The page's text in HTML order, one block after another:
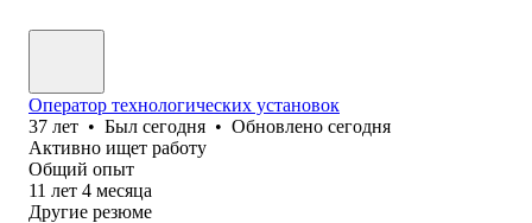
Оператор технологических установок
37 лет • Был сегодня • Обновлено сегодня
Активно ищет работу
Общий опыт
11 лет 4 месяца
Другие резюме